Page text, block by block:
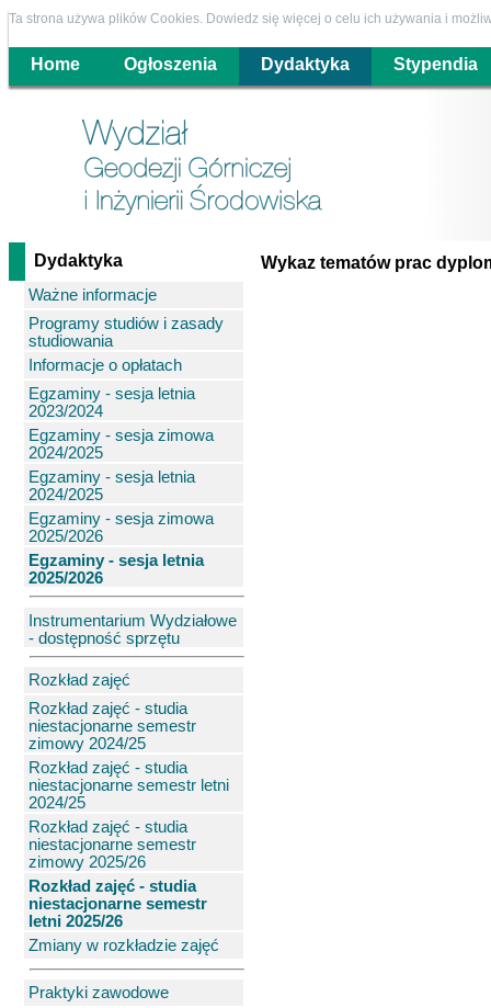
Ta strona używa plików Cookies. Dowiedz się więcej o celu ich używania i
Home Ogłoszenia Dydaktyka Stypendia
Dydaktyka
Ważne informacje
Programy studiów i zasady
studiowania
Informacje o opłatach
Egzaminy - sesja letnia
2023/2024
Egzaminy - sesja zimowa
2024/2025
Egzaminy - sesja letnia
2024/2025
Egzaminy - sesja zimowa
2025/2026
Egzaminy - sesja letnia
2025/2026
Instrumentarium Wydziałowe
- dostępność sprzętu
Rozkład zajęć
Rozkład zajęć - studia
niestacjonarne semestr
zimowy 2024/25
Rozkład zajęć - studia
niestacjonarne semestr letni
2024/25
Rozkład zajęć - studia
niestacjonarne semestr
zimowy 2025/26
Rozkład zajęć - studia
niestacjonarne semestr
letni 2025/26
Zmiany w rozkładzie zajęć
Praktyki zawodowe
Wykaz tematów prac